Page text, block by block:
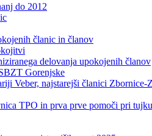
do 2012
članic in članov
delovanja upokojenih članov
Gorenjske
Veber, najstarejši članici Zbornice-
TPO in prva prve pomoči pri